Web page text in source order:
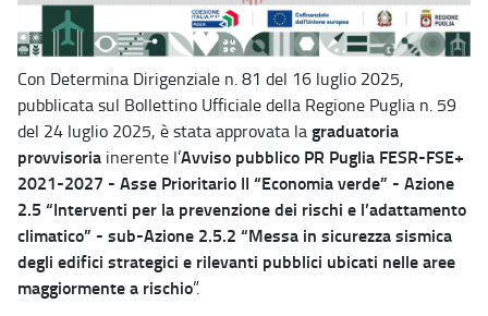
Con Determina Dirigenziale n. 81 del 16 luglio 2025,
pubblicata sul Bollettino Ufficiale della Regione Puglia n. 59
del 24 luglio 2025, è stata approvata lagraduatoria
provvisoria inerente l’Avviso pubblico PR Puglia FESR-FSE+
2021-2027 - Asse Prioritario II “Economia verde” - Azione
2.5 “Interventi per la prevenzione dei rischi e l’adattamento
climatico” - sub-Azione 2.5.2 “Messa in sicurezza sismica
degli edifici strategici e rilevanti pubblici ubicati nelle aree
maggiormente a rischio”.